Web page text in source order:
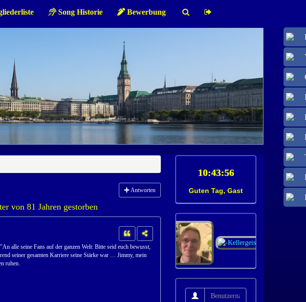
Song Historie Bewerbung
Antworten
von 81 Jahren gestorben
alle seine Fans auf der ganzen Welt: Bitte seid euch bewusst,
seiner gesamten Karriere seine Stärke war … Jimmy, mein
ruhen.
Guten Tag, Gast